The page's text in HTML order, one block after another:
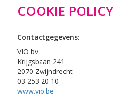
COOKIE POLICY
Contactgegevens:
VIO bv
Krijgsbaan 241
2070 Zwijndrecht
03 253 20 10
www.vio.be